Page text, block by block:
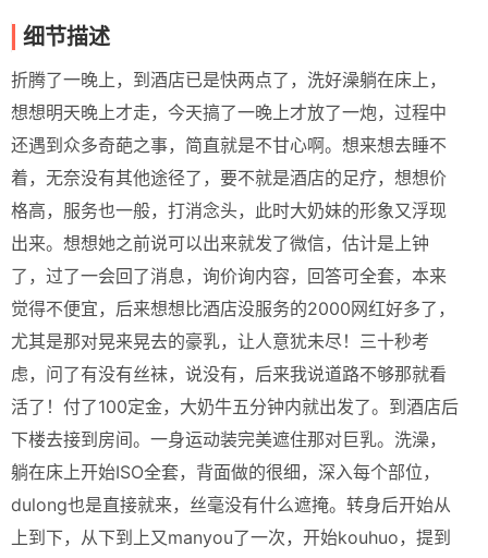
细节描述
折腾了一晚上，到酒店已是快两点了，洗好澡躺在床上，
想想明天晚上才走，今天搞了一晚上才放了一炮，过程中
还遇到众多奇葩之事，简直就是不甘心啊。想来想去睡不
着，无奈没有其他途径了，要不就是酒店的足疗，想想价
格高，服务也一般，打消念头，此时大奶妹的形象又浮现
出来。想想她之前说可以出来就发了微信，估计是上钟
了，过了一会回了消息，询价询内容，回答可全套，本来
觉得不便宜，后来想想比酒店没服务的2000网红好多了，
尤其是那对晃来晃去的豪乳，让人意犹未尽！三十秒考
虑，问了有没有丝袜，说没有，后来我说道路不够那就看
活了！付了100定金，大奶牛五分钟内就出发了。到酒店后
下楼去接到房间。一身运动装完美遮住那对巨乳。洗澡，
躺在床上开始ISO全套，背面做的很细，深入每个部位，
dulong也是直接就来，丝毫没有什么遮掩。转身后开始从
上到下，从下到上又manyou了一次，开始kouhuo，提到